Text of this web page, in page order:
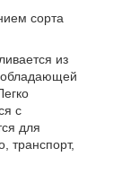
сорта
из
обладающей
с
для
транспорт,